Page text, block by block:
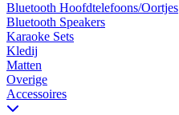
Bluetooth Hoofdtelefoons/Oortjes
Bluetooth Speakers
Karaoke Sets
Kledij
Matten
Overige
Accessoires